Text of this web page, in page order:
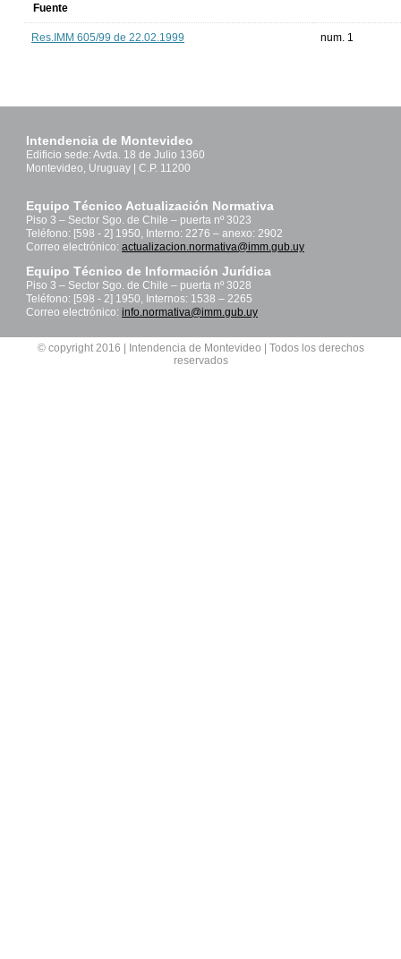
Fuente
Res.IMM 605/99 de 22.02.1999 num. 1
Intendencia de Montevideo
Edificio sede: Avda. 18 de Julio 1360
Montevideo, Uruguay | C.P. 11200
Equipo Técnico Actualización Normativa
Piso 3 – Sector Sgo. de Chile – puerta nº 3023
Teléfono: [598 - 2] 1950, Interno: 2276 – anexo: 2902
Correo electrónico: actualizacion.normativa@imm.gub.uy
Equipo Técnico de Información Jurídica
Piso 3 – Sector Sgo. de Chile – puerta nº 3028
Teléfono: [598 - 2] 1950, Internos: 1538 – 2265
Correo electrónico: info.normativa@imm.gub.uy
© copyright 2016 | Intendencia de Montevideo | Todos los derechos
reservados